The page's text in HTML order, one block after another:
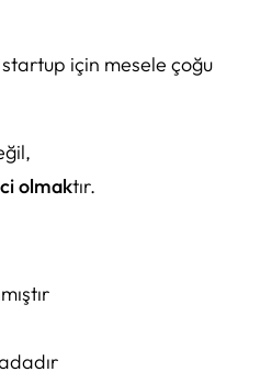
startup için mesele çoğu
olmaktır.